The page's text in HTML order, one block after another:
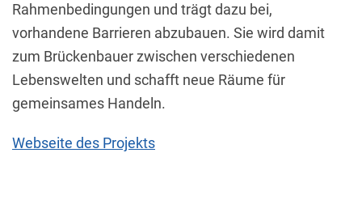
Rahmenbedingungen und trägt dazu bei,
vorhandene Barrieren abzubauen. Sie wird damit
zum Brückenbauer zwischen verschiedenen
Lebenswelten und schafft neue Räume für
gemeinsames Handeln.
Webseite des Projekts